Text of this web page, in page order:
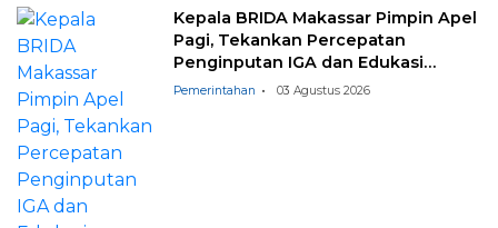
Kepala BRIDA Makassar Pimpin Apel
Pagi, Tekankan Percepatan
Penginputan IGA dan Edukasi
Pemilahan Sampah
Pemerintahan 03 Agustus 2026